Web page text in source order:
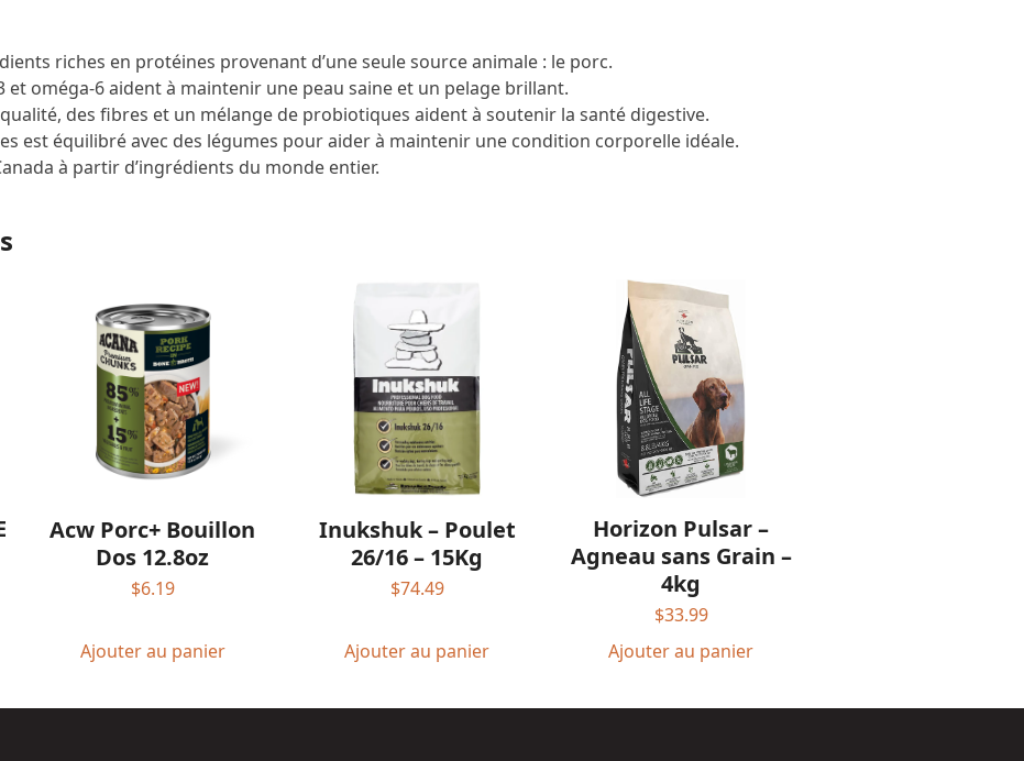
riches en protéines provenant d’une seule source animale : le porc.
et oméga-6 aident à maintenir une peau saine et un pelage brillant.
des fibres et un mélange de probiotiques aident à soutenir la santé digestive.
est équilibré avec des légumes pour aider à maintenir une condition corporelle idéale.
à partir d’ingrédients du monde entier.
Acw Porc+ Bouillon
Dos 12.8oz
$6.19
Ajouter au panier
Inukshuk – Poulet
26/16 – 15Kg
$74.49
Ajouter au panier
Horizon Pulsar –
Agneau sans Grain –
4kg
$33.99
Ajouter au panier